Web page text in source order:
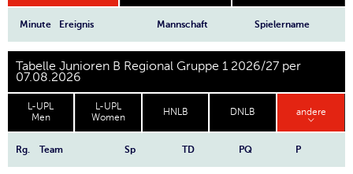
Minute Ereignis Mannschaft Spielername
Tabelle Junioren B Regional Gruppe 1 2026/27 per
07.08.2026
L-UPL
Men
L-UPL
Women
HNLB DNLB andere
Rg. Team Sp TD PQ P